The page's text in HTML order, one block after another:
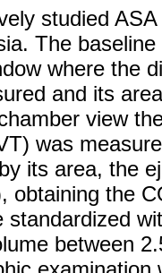
studied
The
where the
and its
view
was
its area, the
obtaining the
standardized
between